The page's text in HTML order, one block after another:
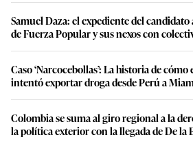
Samuel Daza: el expediente del candidato
de Fuerza Popular y sus nexos con
Caso ‘Narcocebollas’: La historia de
intentó exportar droga desde Perú a
Colombia se suma al giro regional a la
la política exterior con la llegada de De la